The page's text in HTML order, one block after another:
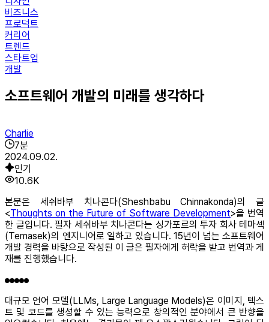
비즈니스
프로덕트
커리어
트렌드
스타트업
개발
소프트웨어 개발의 미래를 생각하다
Charlie
7분
2024.09.02.
인기
10.6K
본문은 세쉬바부 치나콘다(Sheshbabu Chinnakonda)의 글
<Thoughts on the Future of Software Development>을 번역
한 글입니다. 필자 세쉬바부 치나콘다는 싱가포르의 투자 회사 테마섹
(Temasek)의 엔지니어로 일하고 있습니다. 15년이 넘는 소프트웨어
개발 경력을 바탕으로 작성된 이 글은 필자에게 허락을 받고 번역과 게
재를 진행했습니다.
대규모 언어 모델(LLMs, Large Language Models)은 이미지, 텍스
트 및 코드를 생성할 수 있는 능력으로 창의적인 분야에서 큰 반향을